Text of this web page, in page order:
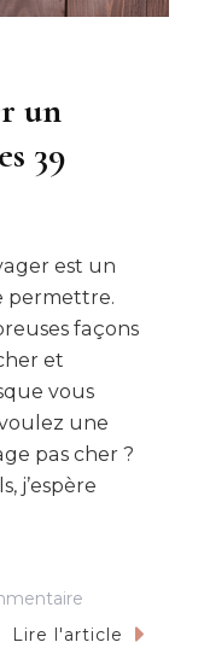
un
39
est un
permettre.
façons
et
vous
une
pas cher ?
j’espère
Astuce
Lire l'article